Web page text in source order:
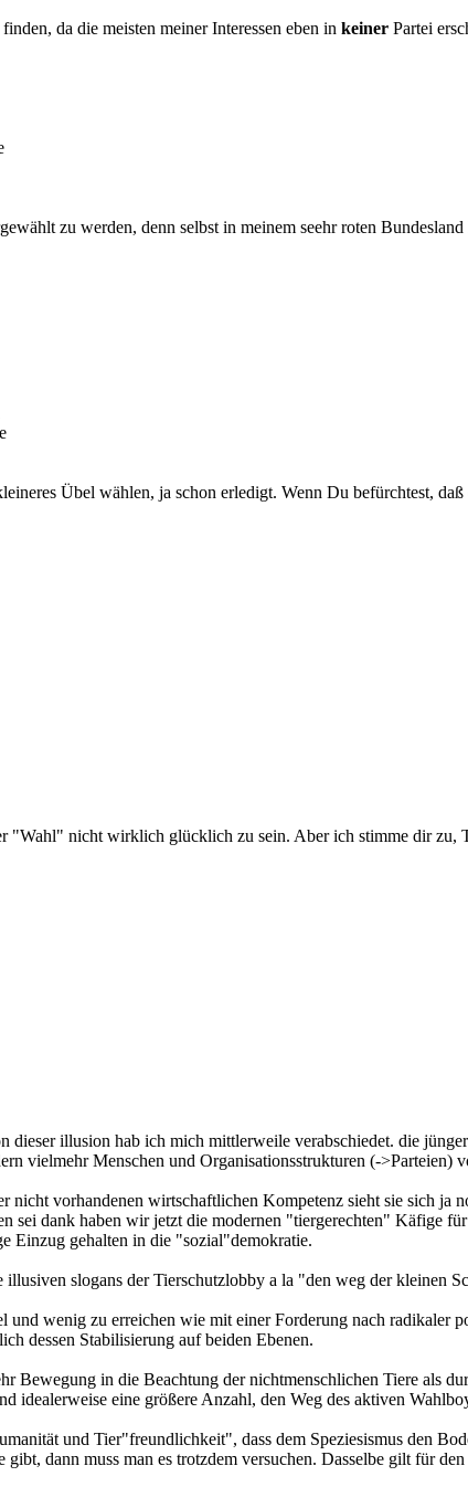
da die meisten meiner Interessen eben in keiner Partei
zu werden, denn selbst in meinem seehr roten
Übel wählen, ja schon erledigt. Wenn Du befürchtest,
"Wahl" nicht wirklich glücklich zu sein. Aber ich stimme dir zu,
dieser illusion hab ich mich mittlerweile verabschiedet. die
vielmehr Menschen und Organisationsstrukturen (->Parteien)
vorhandenen wirtschaftlichen Kompetenz sieht sie sich
sei dank haben wir jetzt die modernen "tiergerechten" Käfige
Einzug gehalten in die "sozial"demokratie.
slogans der Tierschutzlobby a la "den weg der kleinen
und wenig zu erreichen wie mit einer Forderung nach radikaler
dessen Stabilisierung auf beiden Ebenen.
Bewegung in die Beachtung der nichtmenschlichen Tiere als
idealerweise eine größere Anzahl, den Weg des aktiven
und Tier"freundlichkeit", dass dem Speziesismus den
dann muss man es trotzdem versuchen. Dasselbe gilt für